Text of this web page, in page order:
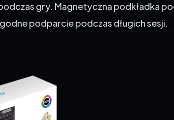
podparcie podczas długich sesji.